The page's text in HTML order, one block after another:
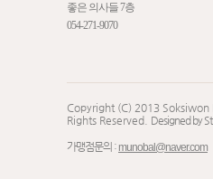
좋은 의사들 7층
054-271-9070
Copyright (C) 2013 Soksiwon
Rights Reserved. Designed by
가맹점문의 : munobal@naver.com